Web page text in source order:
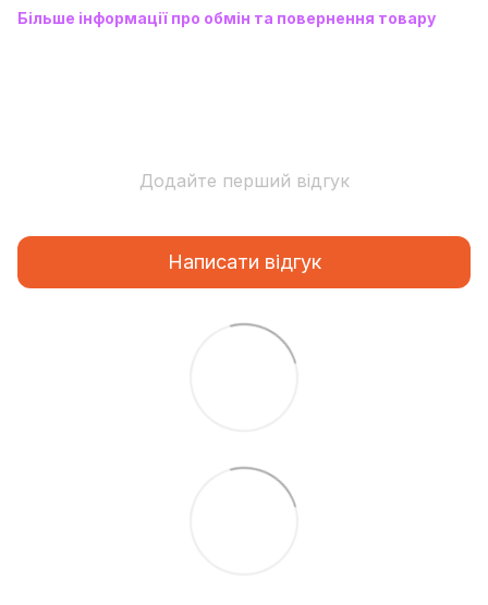
Більше інформації про обмін та повернення товару
Додайте перший відгук
Написати відгук